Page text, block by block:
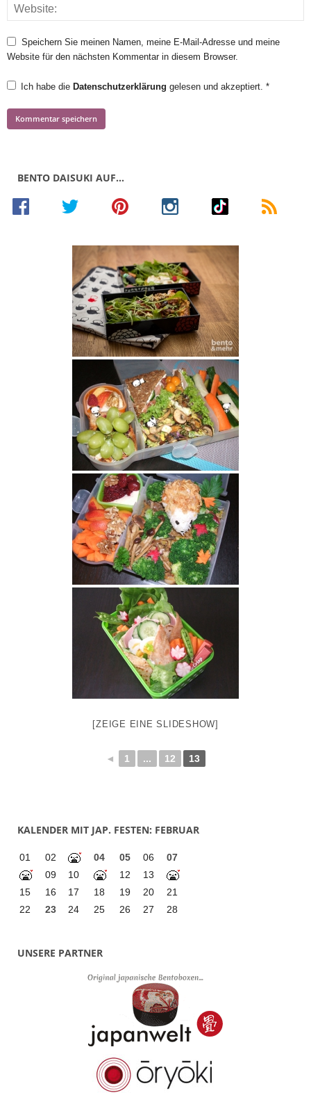
Speichern Sie meinen Namen, meine E-Mail-Adresse und meine
Website für den nächsten Kommentar in diesem Browser.
Ich habe die Datenschutzerklärung gelesen und akzeptiert. *
BENTO DAISUKI AUF…
[ZEIGE EINE SLIDESHOW]
◄ 1 ... 12 13
KALENDER MIT JAP. FESTEN: FEBRUAR
01 02 04 05 06
07
09
10 12
13
15
16 17 18 19 20
21
22
23 24 25 26 27 28
UNSERE PARTNER